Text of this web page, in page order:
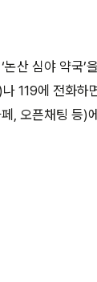
산 심야 약국
119에 전화하
, 오픈채팅 등)